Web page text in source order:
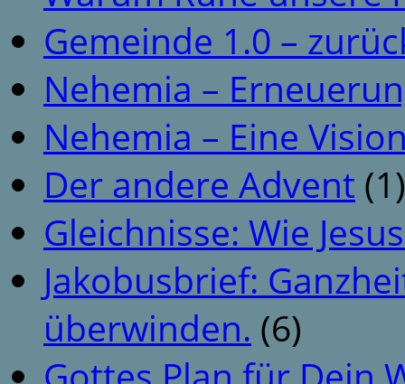
Gemeinde 1.0 –
Nehemia –
Nehemia – Eine
Der andere Advent (1)
Gleichnisse: Wie
Jakobusbrief:
überwinden. (6)